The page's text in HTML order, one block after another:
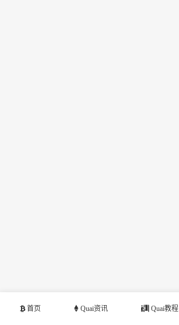
首页 Quai资讯 Quai教程